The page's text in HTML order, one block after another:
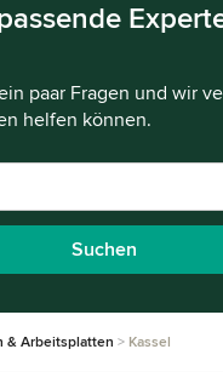
paar Fragen und wir
helfen können.
Suchen
& Arbeitsplatten Kassel